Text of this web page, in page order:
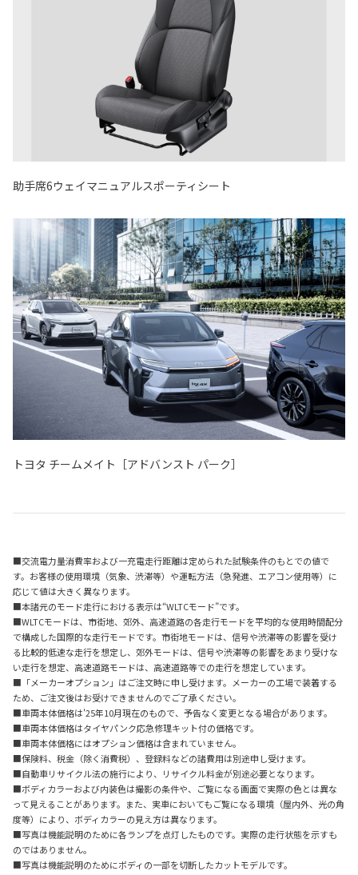
助手席6ウェイマニュアルスポーティシート
トヨタ チームメイト［アドバンスト パーク］
■交流電力量消費率および一充電走行距離は定められた試験条件のもとでの値で
す。お客様の使用環境（気象、渋滞等）や運転方法（急発進、エアコン使用等）に
応じて値は大きく異なります。
■本諸元のモード走行における表示は“WLTCモード”です。
■WLTCモードは、市街地、郊外、高速道路の各走行モードを平均的な使用時間配分
で構成した国際的な走行モードです。市街地モードは、信号や渋滞等の影響を受け
る比較的低速な走行を想定し、郊外モードは、信号や渋滞等の影響をあまり受けな
い走行を想定、高速道路モードは、高速道路等での走行を想定しています。
■「メーカーオプション」はご注文時に申し受けます。メーカーの工場で装着する
ため、ご注文後はお受けできませんのでご了承ください。
■車両本体価格は'25年10月現在のもので、予告なく変更となる場合があります。
■車両本体価格はタイヤパンク応急修理キット付の価格です。
■車両本体価格にはオプション価格は含まれていません。
■保険料、税金（除く消費税）、登録料などの諸費用は別途申し受けます。
■自動車リサイクル法の施行により、リサイクル料金が別途必要となります。
■ボディカラーおよび内装色は撮影の条件や、ご覧になる画面で実際の色とは異な
って見えることがあります。また、実車においてもご覧になる環境（屋内外、光の角
度等）により、ボディカラーの見え方は異なります。
■写真は機能説明のために各ランプを点灯したものです。実際の走行状態を示すも
のではありません。
■写真は機能説明のためにボディの一部を切断したカットモデルです。